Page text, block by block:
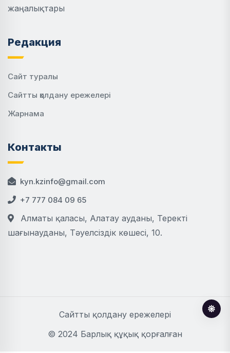
жаңалықтары
Редакция
Сайт туралы
Сайтты қолдану ережелері
Жарнама
Контакты
kyn.kzinfo@gmail.com
+7 777 084 09 65
Алматы қаласы, Алатау ауданы, Теректі
шағынауданы, Тәуелсіздік көшесі, 10.
Сайтты қолдану ережелері
© 2024 Барлық құқық қорғалған